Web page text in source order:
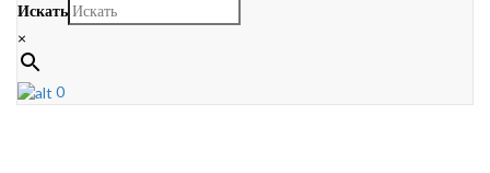
Искать
×
0